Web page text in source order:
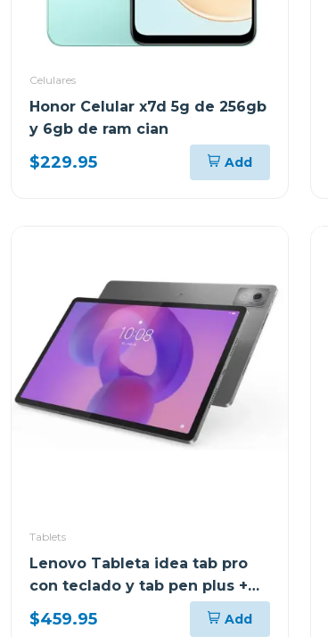
Celulares
Honor Celular x7d 5g de 256gb
y 6gb de ram cian
$229.95 Add
Tablets
Lenovo Tableta idea tab pro
con teclado y tab pen plus +
moto buds 8gb de ram y 256
gb
$459.95 Add